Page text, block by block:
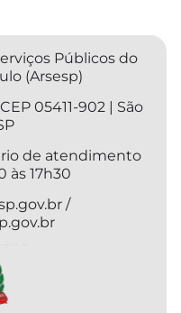
Públicos do
(Arsesp)
05411-902 | São
de atendimento
às 17h30
/